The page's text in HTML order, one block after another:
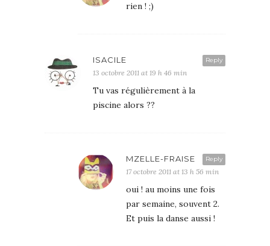
rien ! ;)
Reply
ISACILE
13 octobre 2011 at 19 h 46 min
Tu vas régulièrement à la
piscine alors ??
Reply
MZELLE-FRAISE
17 octobre 2011 at 13 h 56 min
oui ! au moins une fois
par semaine, souvent 2.
Et puis la danse aussi !